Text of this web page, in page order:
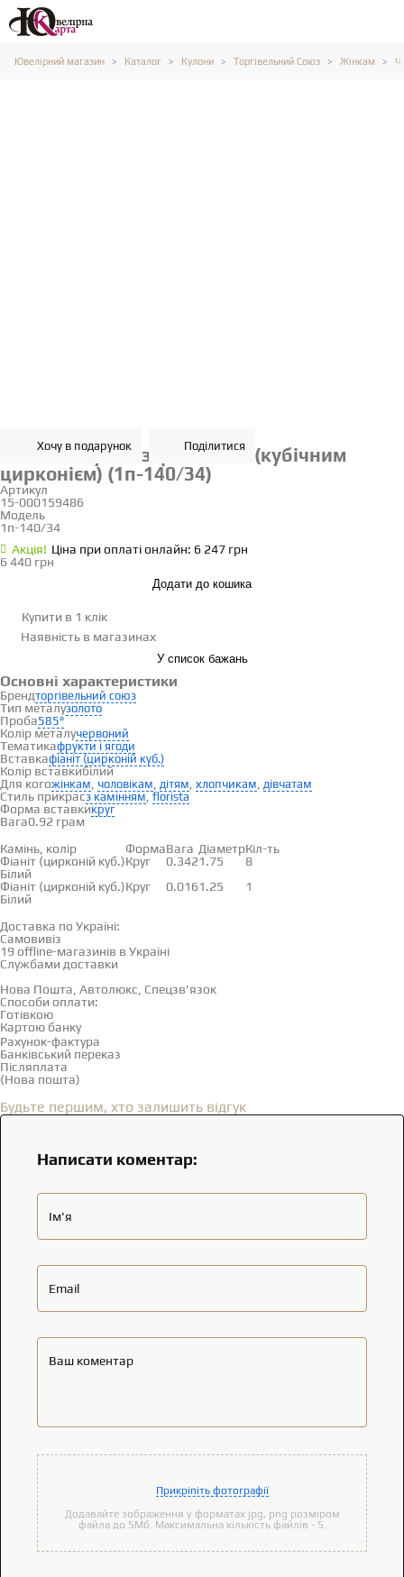
Ювелірний магазин Каталог Кулони Торгівельний Союз Жінкам
Хочу в подарунок Поділитися
Золотий кулон з фіанітами (кубічним
цирконієм) (1п-140/34)
Артикул
15-000159486
Модель
1п-140/34
Акцiя! Ціна при оплаті онлайн: 6 247 грн
6 440 грн
Додати до кошика
Купити в 1 клік
Наявність в магазинах
У список бажань
Основні характеристики
Брендторгівельний союз
Тип металузолото
Проба585°
Колір металучервоний
Тематикафрукти і ягоди
Вставкафіаніт (цирконій куб.)
Колір вставкибілий
Для когожінкам чоловікам дітям хлопчикам дівчатам
Стиль прикрасз камінням,florista
Форма вставкикруг
Вага0.92 грам
Камінь, колір ФормаВага ДіаметрКіл-ть
Фіаніт (цирконій куб.)
Білий
Круг 0.3421.75
8
Фіаніт (цирконій куб.)
Білий
Круг 0.0161.25 1
Доставка по Україні:
Самовивіз
19 offline-магазинів в Україні
Службами доставки
Нова Пошта, Автолюкс, Спецзв'язок
Способи оплати:
Готівкою
Картою банку
Рахунок-фактура
Банківський переказ
Післяплата
(Нова пошта)
Будьте першим, хто залишить відгук
Написати коментар:
Ім'я
Email
Ваш коментар
Прикріпіть фотографії
Додавайте зображення у форматах jpg, png розміром
файла до 5Мб. Максимальна кількість файлів - 5.